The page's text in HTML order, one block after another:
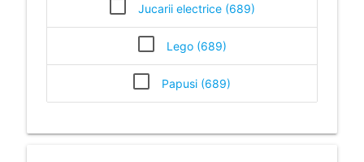
Jucarii electrice (689)
Lego (689)
Papusi (689)